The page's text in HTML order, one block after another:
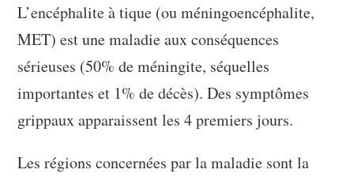
L’encéphalite à tique (ou méningoencéphalite,
MET) est une maladie aux conséquences
sérieuses (50% de méningite, séquelles
importantes et 1% de décès). Des symptômes
grippaux apparaissent les 4 premiers jours.
Les régions concernées par la maladie sont la